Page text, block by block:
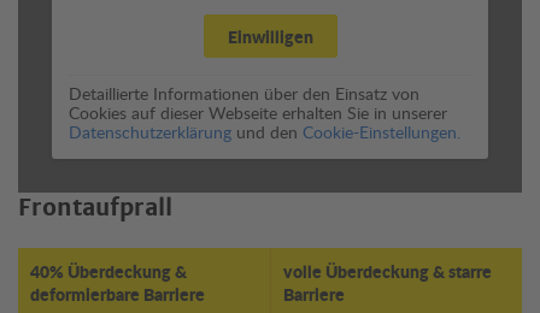
Einwilligen
Detaillierte Informationen über den Einsatz von
Cookies auf dieser Webseite erhalten Sie in unserer
Datenschutzerklärung und den Cookie-Einstellungen.
Frontaufprall
40% Überdeckung &
deformierbare Barriere
volle Überdeckung & starre
Barriere